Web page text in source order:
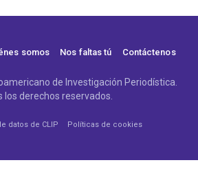
somos Nos faltas tú Contáctenos
de Investigación Periodística.
los derechos reservados.
datos de CLIP Políticas de cookies